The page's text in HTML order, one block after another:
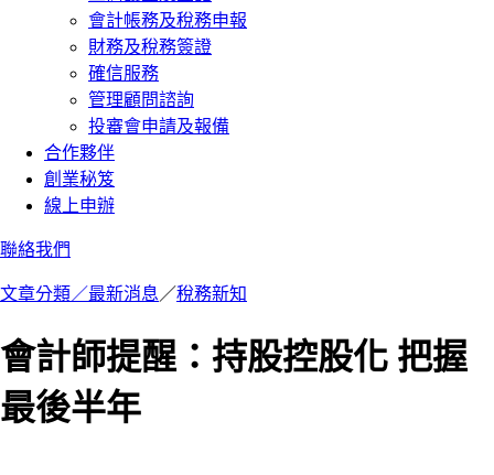
會計帳務及稅務申報
財務及稅務簽證
確信服務
管理顧問諮詢
投審會申請及報備
合作夥伴
創業秘笈
線上申辦
聯絡我們
文章分類／最新消息 ／稅務新知
會計師提醒：持股控股化 把握
最後半年